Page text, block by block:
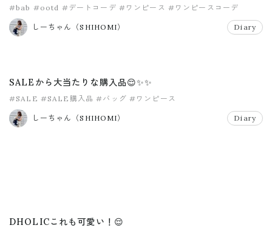
#bab #ootd #デートコーデ #ワンピース #ワンピースコーデ
しーちゃん（SHIHOMI） Diary
SALEから大当たりな購入品😌✨✨
#SALE #SALE購入品 #バッグ #ワンピース
しーちゃん（SHIHOMI） Diary
DHOLICこれも可愛い！😌